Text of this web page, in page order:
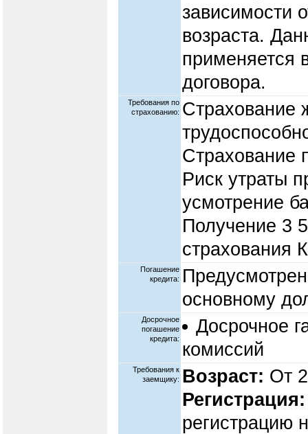
зависимости
возраста.
применяется
договора.
Требования по
страхованию: Страхование
Страхование
Риск утраты
усмотрение
Получение 3
Погашение
кредита:
основному
Досрочное
погашение
кредита:
Досрочное
комиссий
Требования к
заемщику: Возраст: От
Регистрация:
регистрацию